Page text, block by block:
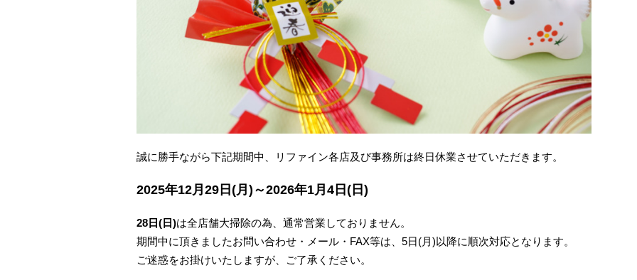
誠に勝手ながら下記期間中、リファイン各店及び事務所は終日休業させていただきます。
2025年12月29日(月)～2026年1月4日(日)
28日(日)は全店舗大掃除の為、通常営業しておりません。
期間中に頂きましたお問い合わせ・メール・FAX等は、5日(月)以降に順次対応となります。
ご迷惑をお掛けいたしますが、ご了承ください。